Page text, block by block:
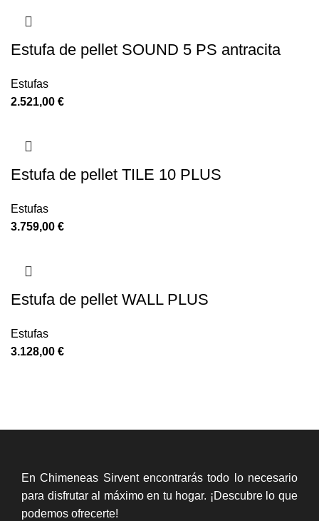
Estufa de pellet SOUND 5 PS antracita
Estufas
2.521,00 €
Estufa de pellet TILE 10 PLUS
Estufas
3.759,00 €
Estufa de pellet WALL PLUS
Estufas
3.128,00 €
En Chimeneas Sirvent encontrarás todo lo necesario
para disfrutar al máximo en tu hogar. ¡Descubre lo que
podemos ofrecerte!